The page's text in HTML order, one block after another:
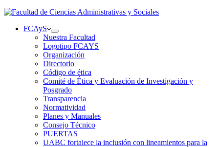
FCAyS
Nuestra Facultad
Logotipo FCAYS
Organización
Directorio
Código de ética
Comité de Ética y Evaluación de Investigación y
Posgrado
Transparencia
Normatividad
Planes y Manuales
Consejo Técnico
PUERTAS
UABC fortalece la inclusión con lineamientos para la